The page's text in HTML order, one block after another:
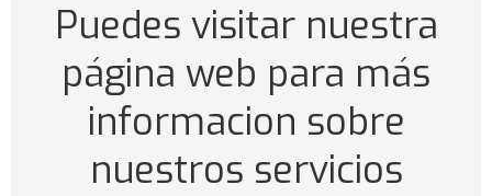
Puedes visitar nuestra
página web para más
informacion sobre
nuestros servicios